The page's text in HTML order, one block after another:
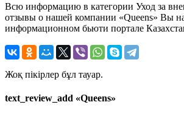
Всю информацию в категории Уход за
отзывы о нашей компании «Queens» Вы
информационном бьюти портале
Жоқ пікірлер бұл тауар.
text_review_add «Queens»